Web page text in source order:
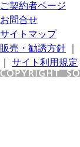
ご契約者ページ
お問合せ
サイトマップ
販売・勧誘方針
サイト利用規定